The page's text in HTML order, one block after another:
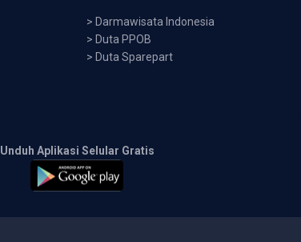
> Darmawisata Indonesia
> Duta PPOB
> Duta Sparepart
Unduh Aplikasi Selular Gratis